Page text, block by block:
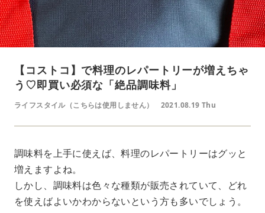
【コストコ】で料理のレパートリーが増えちゃ
う♡即買い必須な「絶品調味料」
ライフスタイル（こちらは使用しません） 2021.08.19 Thu
調味料を上手に使えば、料理のレパートリーはグッと
増えますよね。
しかし、調味料は色々な種類が販売されていて、どれ
を使えばよいかわからないという方も多いでしょう。